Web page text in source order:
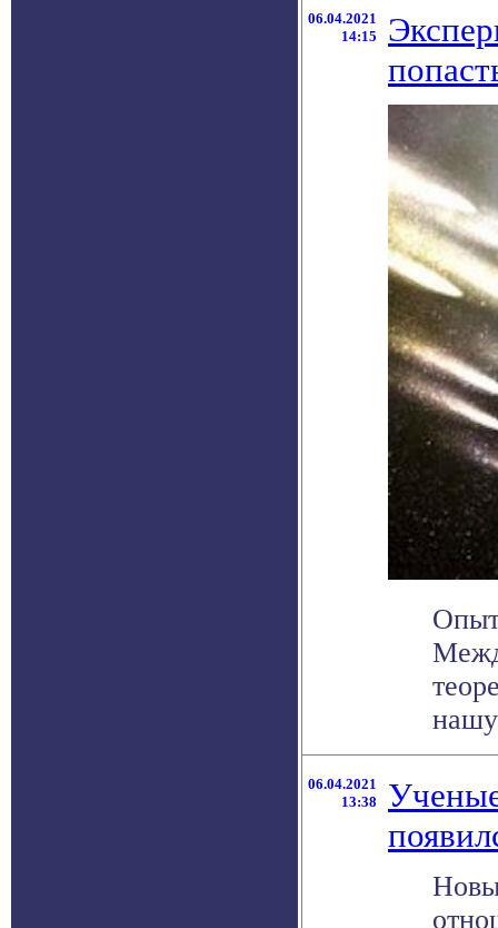
06.04.2021
14:15
06.04.2021
13:38